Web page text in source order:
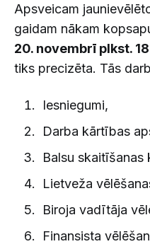
Apsveicam
gaidam nākam
20. novembrī plkst.
tiks precizēta. Tās
Iesniegumi,
Darba kārtības
Balsu skaitīšanas
Lietveža
Biroja vadītāja
Finansista